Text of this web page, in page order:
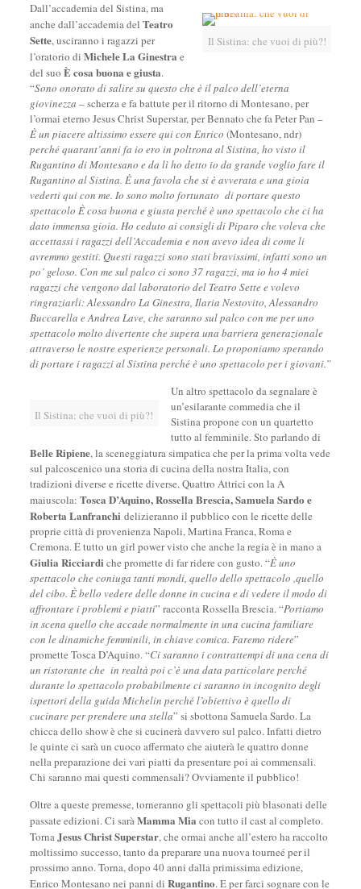
Il Sistina: che vuoi di più?!
Dall’accademia del Sistina, ma
anche dall’accademia del Teatro
Sette, usciranno i ragazzi per
l’oratorio di Michele La Ginestra e
del suo È cosa buona e giusta.
“Sono onorato di salire su questo che è il palco dell’eterna
giovinezza – scherza e fa battute per il ritorno di Montesano, per
l’ormai eterno Jesus Christ Superstar, per Bennato che fa Peter Pan –
È un piacere altissimo essere qui con Enrico (Montesano, ndr)
perché quarant’anni fa io ero in poltrona al Sistina, ho visto il
Rugantino di Montesano e da lì ho detto io da grande voglio fare il
Rugantino al Sistina. È una favola che si è avverata e una gioia
vederti qui con me. Io sono molto fortunato di portare questo
spettacolo È cosa buona e giusta perché è uno spettacolo che ci ha
dato immensa gioia. Ho ceduto ai consigli di Piparo che voleva che
accettassi i ragazzi dell’Accademia e non avevo idea di come li
avremmo gestiti. Questi ragazzi sono stati bravissimi, infatti sono un
po’ geloso. Con me sul palco ci sono 37 ragazzi, ma io ho 4 miei
ragazzi che vengono dal laboratorio del Teatro Sette e volevo
ringraziarli: Alessandro La Ginestra, Ilaria Nestovito, Alessandro
Buccarella e Andrea Lave, che saranno sul palco con me per uno
spettacolo molto divertente che supera una barriera generazionale
attraverso le nostre esperienze personali. Lo proponiamo sperando
di portare i ragazzi al Sistina perché è uno spettacolo per i giovani.”
Il Sistina: che vuoi di più?!
Un altro spettacolo da segnalare è
un’esilarante commedia che il
Sistina propone con un quartetto
tutto al femminile. Sto parlando di
Belle Ripiene, la sceneggiatura simpatica che per la prima volta vede
sul palcoscenico una storia di cucina della nostra Italia, con
tradizioni diverse e ricette diverse. Quattro Attrici con la A
maiuscola: Tosca D’Aquino, Rossella Brescia, Samuela Sardo e
Roberta Lanfranchi delizieranno il pubblico con le ricette delle
proprie città di provenienza Napoli, Martina Franca, Roma e
Cremona. È tutto un girl power visto che anche la regia è in mano a
Giulia Ricciardi che promette di far ridere con gusto. “È uno
spettacolo che coniuga tanti mondi, quello dello spettacolo ,quello
del cibo. È bello vedere delle donne in cucina e di vedere il modo di
affrontare i problemi e piatti” racconta Rossella Brescia. “Portiamo
in scena quello che accade normalmente in una cucina familiare
con le dinamiche femminili, in chiave comica. Faremo ridere”
promette Tosca D’Aquino. “Ci saranno i contrattempi di una cena di
un ristorante che in realtà poi c’è una data particolare perché
durante lo spettacolo probabilmente ci saranno in incognito degli
ispettori della guida Michelin perché l’obiettivo è quello di
cucinare per prendere una stella” si sbottona Samuela Sardo. La
chicca dello show è che si cucinerà davvero sul palco. Infatti dietro
le quinte ci sarà un cuoco affermato che aiuterà le quattro donne
nella preparazione dei vari piatti da presentare poi ai commensali.
Chi saranno mai questi commensali? Ovviamente il pubblico!
Oltre a queste premesse, torneranno gli spettacoli più blasonati delle
passate edizioni. Ci saràMamma Mia con tutto il cast al completo.
TornaJesus Christ Superstar, che ormai anche all’estero ha raccolto
moltissimo successo, tanto da preparare una nuova tourneé per il
prossimo anno. Torna, dopo 40 anni dalla primissima edizione,
Enrico Montesano nei panni di Rugantino. E per farci sognare con le